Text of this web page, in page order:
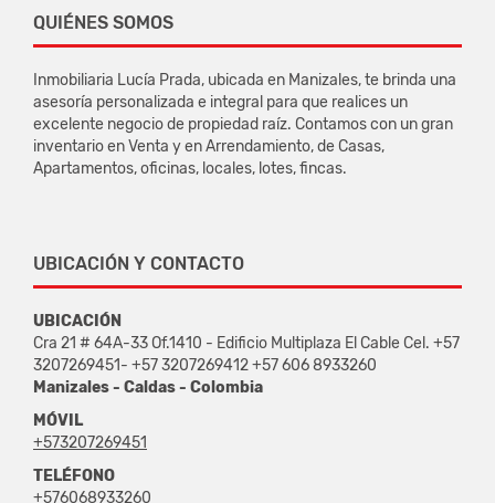
QUIÉNES SOMOS
Inmobiliaria Lucía Prada, ubicada en Manizales, te brinda una
asesoría personalizada e integral para que realices un
excelente negocio de propiedad raíz. Contamos con un gran
inventario en Venta y en Arrendamiento, de Casas,
Apartamentos, oficinas, locales, lotes, fincas.
UBICACIÓN Y CONTACTO
UBICACIÓN
Cra 21 # 64A-33 Of.1410 - Edificio Multiplaza El Cable Cel. +57
3207269451- +57 3207269412 +57 606 8933260
Manizales - Caldas - Colombia
MÓVIL
+573207269451
TELÉFONO
+576068933260